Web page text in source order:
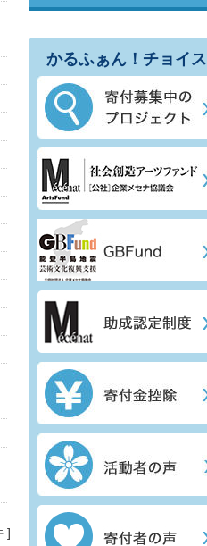
かるふぁん！チョイス
]